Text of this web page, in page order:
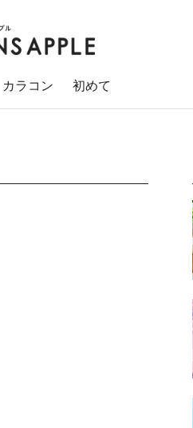
カラコン 初めて